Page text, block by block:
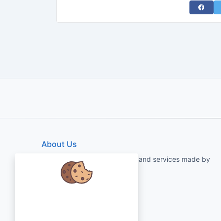
Share
About Us
qartvelo.com free online tools and services made by
KAKHA13